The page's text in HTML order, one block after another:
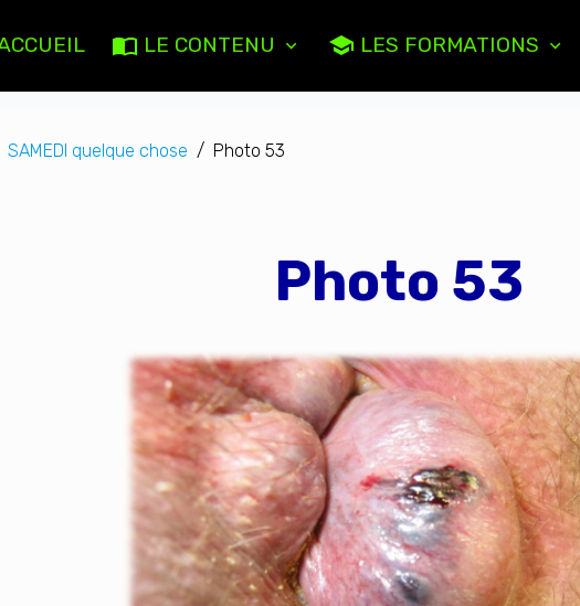
LE CONTENU LES FORMATIONS
SAMEDI quelque chose Photo 53
Photo 53